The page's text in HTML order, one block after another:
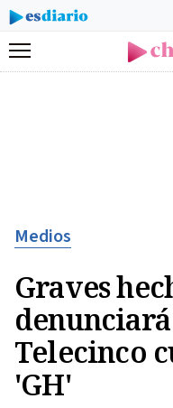
Menú
Medios
Graves
Telecinco
'GH'